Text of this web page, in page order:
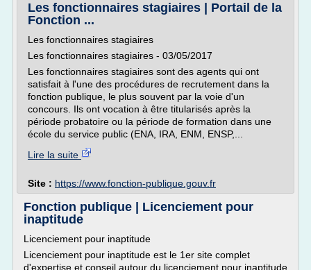
Les fonctionnaires stagiaires | Portail de la
Fonction ...
Les fonctionnaires stagiaires
Les fonctionnaires stagiaires - 03/05/2017
Les fonctionnaires stagiaires sont des agents qui ont
satisfait à l'une des procédures de recrutement dans la
fonction publique, le plus souvent par la voie d'un
concours. Ils ont vocation à être titularisés après la
période probatoire ou la période de formation dans une
école du service public (ENA, IRA, ENM, ENSP,...
Lire la suite
Site : https://www.fonction-publique.gouv.fr
Fonction publique | Licenciement pour
inaptitude
Licenciement pour inaptitude
Licenciement pour inaptitude est le 1er site complet
d'expertise et conseil autour du licenciement pour inaptitude